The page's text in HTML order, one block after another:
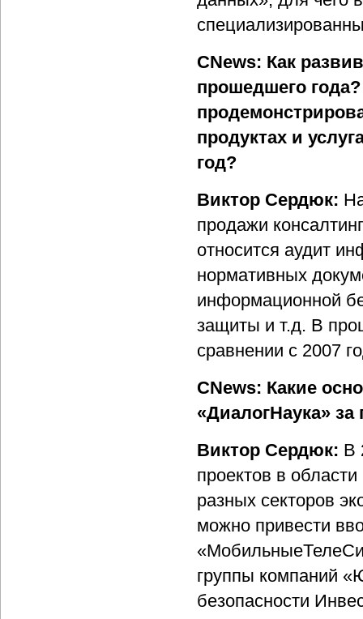
CNews: Как
прошедшего
продуктах и
год?
Виктор Сердюк:
продажи
относится аудит
нормативных
информационной
защиты и т.д. В
сравнении с 2007
CNews: Какие
«ДиалогНаука»
Виктор Сердюк: В
проектов в
разных секторов
можно привести
группы компаний
безопасности